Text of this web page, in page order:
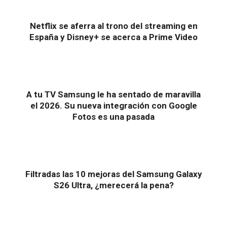
Netflix se aferra al trono del streaming en
España y Disney+ se acerca a Prime Video
A tu TV Samsung le ha sentado de maravilla
el 2026. Su nueva integración con Google
Fotos es una pasada
Filtradas las 10 mejoras del Samsung Galaxy
S26 Ultra, ¿merecerá la pena?